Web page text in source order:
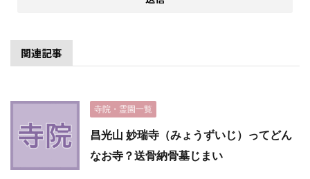
関連記事
寺院・霊園一覧
昌光山 妙瑞寺（みょうずいじ）ってどん
なお寺？送骨納骨墓じまい